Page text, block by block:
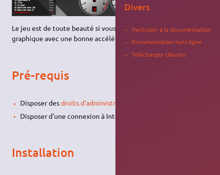
Le jeu est de toute beauté si vous disposez d'une carte
graphique avec une bonne accélération 3D.
Pré-requis
Disposer desdroits d'administration
Disposer d'une connexion à Internet configurée et activée.
Installation
Divers
Participer à la documentation
Documentation hors ligne
Télécharger Ubuntu